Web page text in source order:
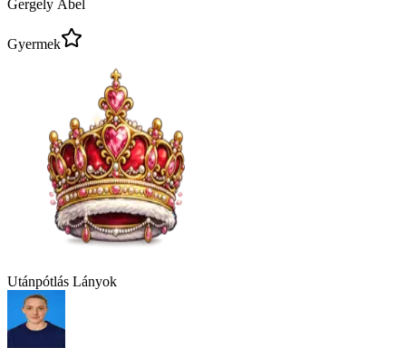
Gergely Ábel
Gyermek
Utánpótlás Lányok